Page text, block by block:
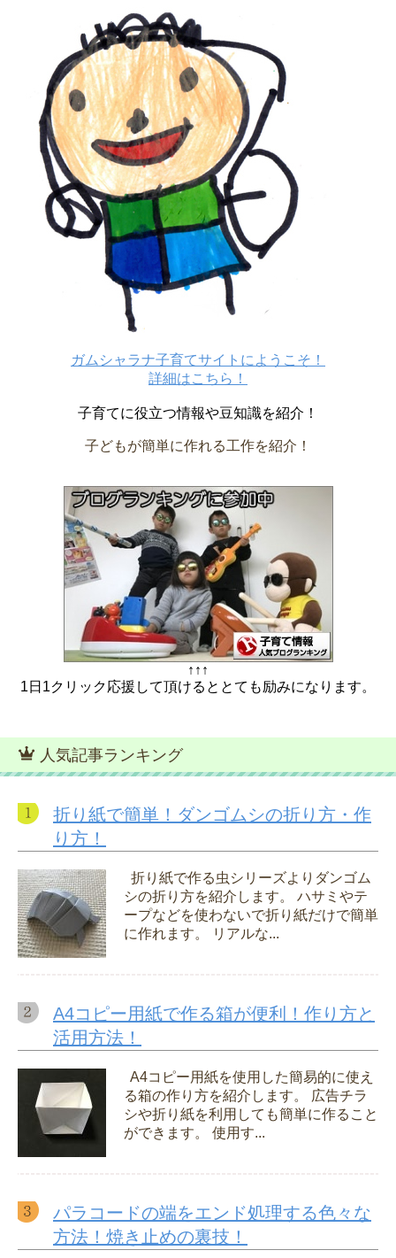
ガムシャラナ子育てサイトにようこそ！
詳細はこちら！
子育てに役立つ情報や豆知識を紹介！
子どもが簡単に作れる工作を紹介！
↑↑↑
1日1クリック応援して頂けるととても励みになります。
人気記事ランキング
折り紙で簡単！ダンゴムシの折り方・作
り方！
折り紙で作る虫シリーズよりダンゴム
シの折り方を紹介します。 ハサミやテ
ープなどを使わないで折り紙だけで簡単
に作れます。 リアルな...
A4コピー用紙で作る箱が便利！作り方と
活用方法！
A4コピー用紙を使用した簡易的に使え
る箱の作り方を紹介します。 広告チラ
シや折り紙を利用しても簡単に作ること
ができます。 使用す...
パラコードの端をエンド処理する色々な
方法！焼き止めの裏技！